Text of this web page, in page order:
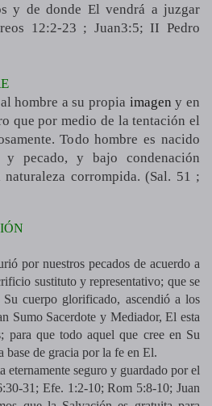
y de donde El vendrá a juzgar
12:2-23 ; Juan3:5; II Pedro
hombre a su propia imagen y en
que por medio de la tentación el
Todo hombre es nacido
y pecado, y bajo condenación
naturaleza corrompida. (Sal. 51 ;
por nuestros pecados de acuerdo a
sustituto y representativo; que se
cuerpo glorificado, ascendió a los
Sumo Sacerdote y Mediador, El esta
para que todo aquel que cree en Su
base de gracia por la fe en El.
eternamente seguro y guardado por el
31; Efe. 1:2-10; Rom 5:8-10; Juan